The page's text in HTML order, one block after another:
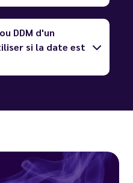
DDM d'un
si la date est